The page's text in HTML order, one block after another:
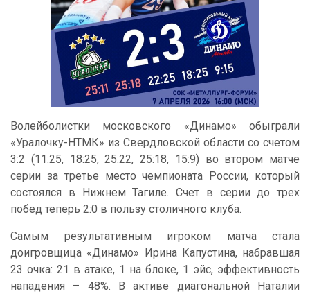
Волейболистки московского «Динамо» обыграли
«Уралочку-НТМК» из Свердловской области со счетом
3:2 (11:25, 18:25, 25:22, 25:18, 15:9) во втором матче
серии за третье место чемпионата России, который
состоялся в Нижнем Тагиле. Счет в серии до трех
побед теперь 2:0 в пользу столичного клуба.
Самым результативным игроком матча стала
доигровщица «Динамо» Ирина Капустина, набравшая
23 очка: 21 в атаке, 1 на блоке, 1 эйс, эффективность
нападения – 48%. В активе диагональной Наталии